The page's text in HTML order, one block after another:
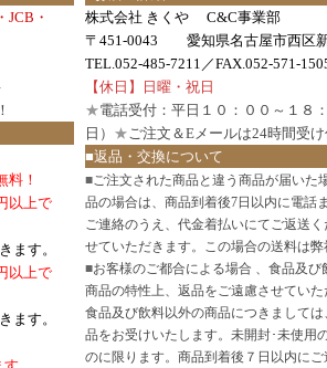
JCB・
料！
以上で
ます。
以上で
ます。
株式会社 きくや C&C事業部
〒451-0043 愛知県名古屋市西区新
TEL.052-485-7211／FAX.052-571-
【休日】日曜・祝日
★電話受付：平日１０：００～１８
日） ★ご注文＆Eメールは24時間受け
■返品・交換について
■ご注文された商品と違う商品が届いた
品の場合は、商品到着後7日以内に電話
ご連絡のうえ、代金着払いにてご返送
せていただきます。この場合の送料は弊
■お客様のご都合による場合 、食品及び
商品の特性上、返品をご遠慮させていた
食品及び飲料以外の商品につきまして
品をお受けいたします。未開封･未使用
のに限ります。商品到着後７日以内に